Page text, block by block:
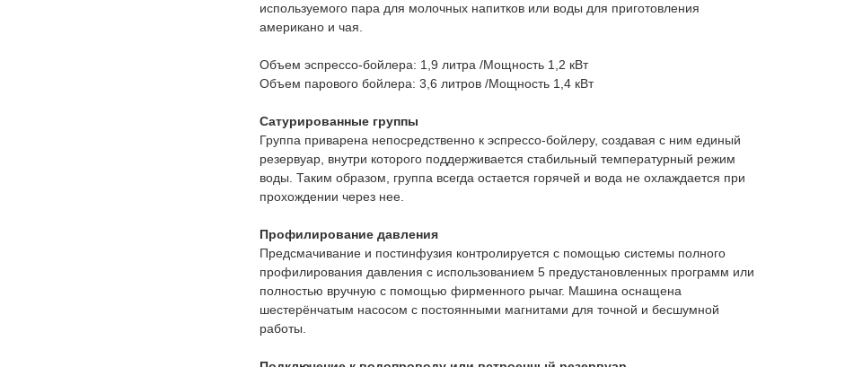
используемого пара для молочных напитков или воды для приготовления
американо и чая.
Объем эспрессо-бойлера: 1,9 литра /Мощность 1,2 кВт
Объем парового бойлера: 3,6 литров /Мощность 1,4 кВт
Сатурированные группы
Группа приварена непосредственно к эспрессо-бойлеру, создавая с ним единый
резервуар, внутри которого поддерживается стабильный температурный режим
воды. Таким образом, группа всегда остается горячей и вода не охлаждается при
прохождении через нее.
Профилирование давления
Предсмачивание и постинфузия контролируется с помощью системы полного
профилирования давления с использованием 5 предустановленных программ или
полностью вручную с помощью фирменного рычаг. Машина оснащена
шестерёнчатым насосом с постоянными магнитами для точной и бесшумной
работы.